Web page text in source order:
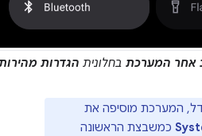
המערכתבחלוניתהגדרות מהירות.
המערכת מוסיפה את
כמשבצת הראשונה